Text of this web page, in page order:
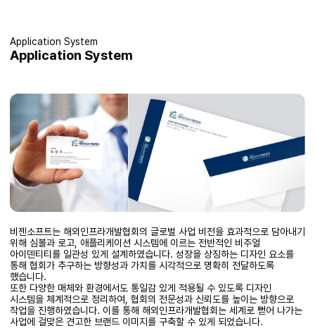
Application System
Application System
비젠소프트는 해외인프라개발협회의 글로벌 사업 비전을 효과적으로 담아내기
위해 심볼과 로고, 애플리케이션 시스템에 이르는 전반적인 비주얼
아이덴티티를 일관성 있게 설계하였습니다. 성장을 상징하는 디자인 요소를
통해 협회가 추구하는 방향성과 가치를 시각적으로 명확히 전달하도록
했습니다.
또한 다양한 매체와 환경에서도 통일감 있게 적용될 수 있도록 디자인
시스템을 체계적으로 정리하여, 협회의 전문성과 신뢰도를 높이는 방향으로
작업을 진행하였습니다. 이를 통해 해외인프라개발협회는 세계로 뻗어 나가는
사업에 걸맞은 견고한 브랜드 이미지를 구축할 수 있게 되었습니다.